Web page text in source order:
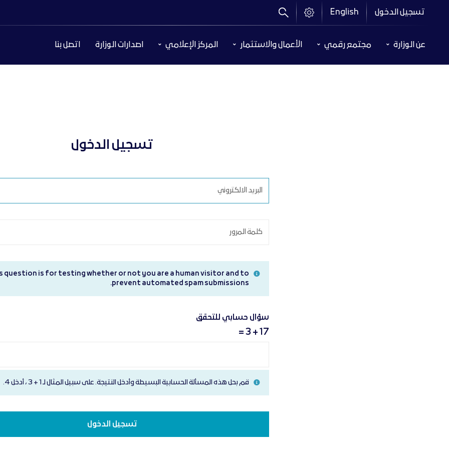
الرئيسي
تسجيل الدخول English
Header
Menu
عن الوزارة مجتمع رقمي الأعمال والاستثمار المركز الإعلامي اصدارات الوزارة اتصل بنا
تسجيل الدخول
question is for testing whether or not you are a human visitor and to
prevent automated spam submissions.
سؤال حسابي للتحقق
17 + 3 =
قم بحل هذه المسألة الحسابية البسيطة وأدخل النتيجة. على سبيل المثال لـ 1 + 3 ، أدخل 4.